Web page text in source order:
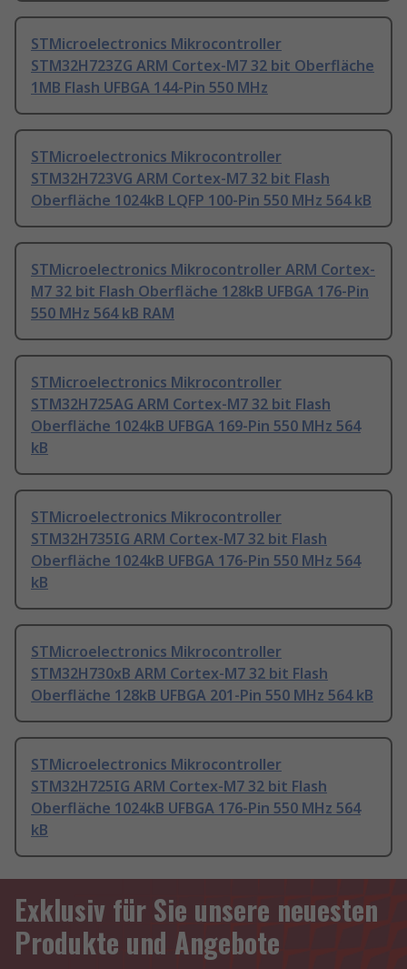
STMicroelectronics Mikrocontroller
STM32H723ZG ARM Cortex-M7 32 bit Oberfläche
1MB Flash UFBGA 144-Pin 550 MHz
STMicroelectronics Mikrocontroller
STM32H723VG ARM Cortex-M7 32 bit Flash
Oberfläche 1024kB LQFP 100-Pin 550 MHz 564 kB
STMicroelectronics Mikrocontroller ARM Cortex-
M7 32 bit Flash Oberfläche 128kB UFBGA 176-Pin
550 MHz 564 kB RAM
STMicroelectronics Mikrocontroller
STM32H725AG ARM Cortex-M7 32 bit Flash
Oberfläche 1024kB UFBGA 169-Pin 550 MHz 564
kB
STMicroelectronics Mikrocontroller
STM32H735IG ARM Cortex-M7 32 bit Flash
Oberfläche 1024kB UFBGA 176-Pin 550 MHz 564
kB
STMicroelectronics Mikrocontroller
STM32H730xB ARM Cortex-M7 32 bit Flash
Oberfläche 128kB UFBGA 201-Pin 550 MHz 564 kB
STMicroelectronics Mikrocontroller
STM32H725IG ARM Cortex-M7 32 bit Flash
Oberfläche 1024kB UFBGA 176-Pin 550 MHz 564
kB
Exklusiv für Sie unsere neuesten
Produkte und Angebote